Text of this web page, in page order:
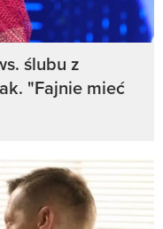
ślubu z
"Fajnie mieć